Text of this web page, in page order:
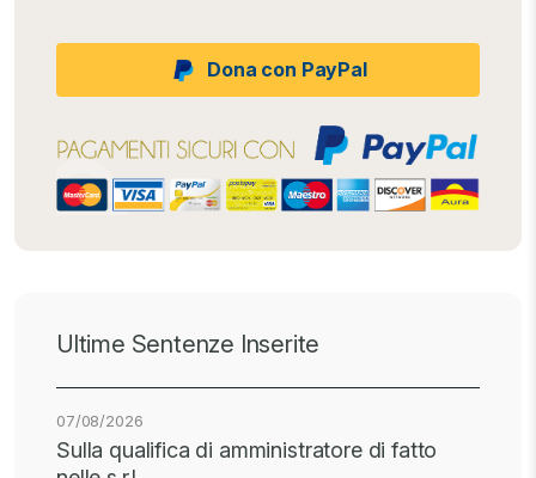
Dona con PayPal
Ultime Sentenze Inserite
07/08/2026
Sulla qualifica di amministratore di fatto